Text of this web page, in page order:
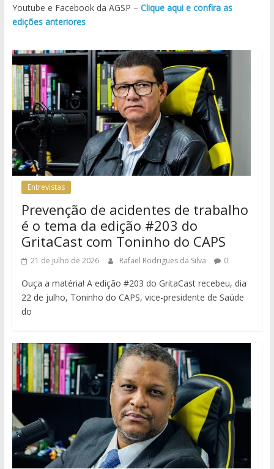
Youtube e Facebook da AGSP – Clique aqui e confira as
edições anteriores
Entrevistas
Prevenção de acidentes de trabalho
é o tema da edição #203 do
GritaCast com Toninho do CAPS
21 de julho de 2026 Rafael Rodrigues da Silva 0
Ouça a matéria! A edição #203 do GritaCast recebeu, dia
22 de julho, Toninho do CAPS, vice-presidente de Saúde
do